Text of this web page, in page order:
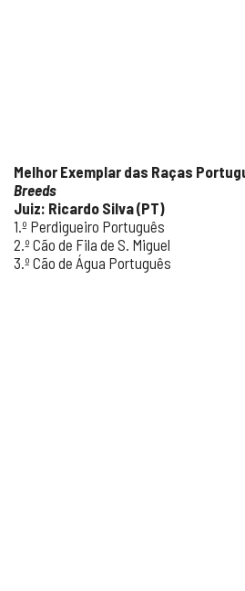
Melhor Exemplar das Raças
Breeds
Juiz: Ricardo Silva (PT)
1.º Perdigueiro Português
2.º Cão de Fila de S. Miguel
3.º Cão de Água Português